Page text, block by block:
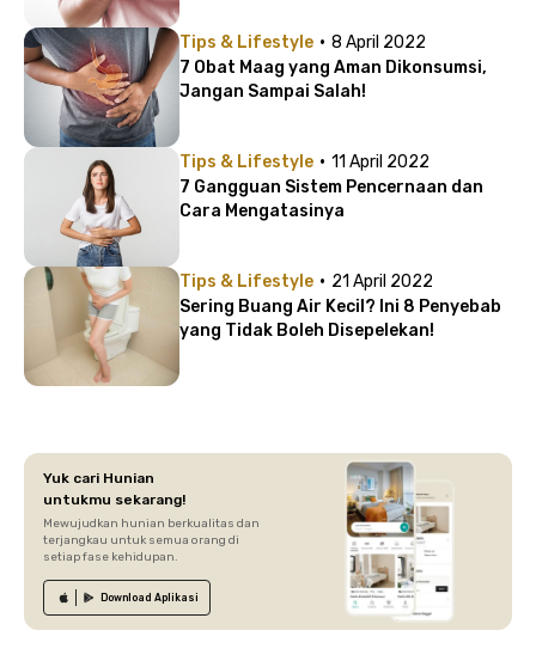
Tips & Lifestyle · 8 April 2022
7 Obat Maag yang Aman Dikonsumsi,
Jangan Sampai Salah!
Tips & Lifestyle · 11 April 2022
7 Gangguan Sistem Pencernaan dan
Cara Mengatasinya
Tips & Lifestyle · 21 April 2022
Sering Buang Air Kecil? Ini 8 Penyebab
yang Tidak Boleh Disepelekan!
Yuk cari Hunian
untukmu sekarang!
Mewujudkan hunian berkualitas dan
terjangkau untuk semua orang di
setiap fase kehidupan.
Download Aplikasi